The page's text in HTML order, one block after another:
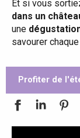
Et si vous
dans un
une
savourer
Profiter de